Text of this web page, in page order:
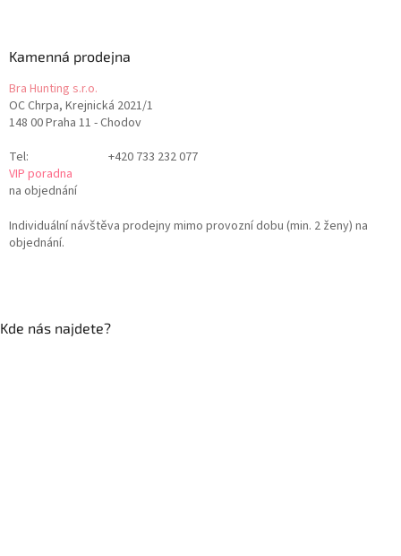
Kamenná prodejna
Bra Hunting s.r.o.
OC Chrpa, Krejnická 2021/1
148 00 Praha 11 - Chodov
Tel:
+420 733 232 077
VIP poradna
na objednání
Individuální návštěva prodejny mimo provozní dobu (min. 2 ženy) na
objednání.
Kde nás najdete?